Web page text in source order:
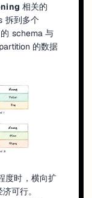
相关的
拆到多个
schema 与
的数据
度时，横向扩
可行。